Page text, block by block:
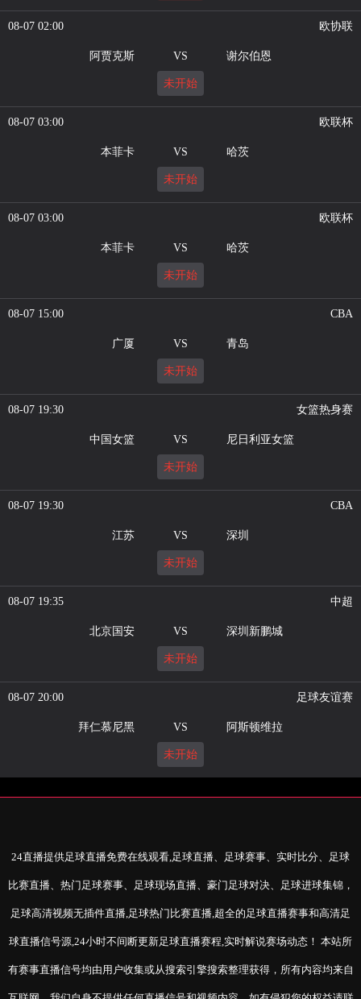
08-07 02:00 欧协联
阿贾克斯 VS 谢尔伯恩
未开始
08-07 03:00 欧联杯
本菲卡 VS 哈茨
未开始
08-07 03:00 欧联杯
本菲卡 VS 哈茨
未开始
08-07 15:00 CBA
广厦 VS 青岛
未开始
08-07 19:30 女篮热身赛
中国女篮 VS 尼日利亚女篮
未开始
08-07 19:30 CBA
江苏 VS 深圳
未开始
08-07 19:35 中超
北京国安 VS 深圳新鹏城
未开始
08-07 20:00 足球友谊赛
拜仁慕尼黑 VS 阿斯顿维拉
未开始
24直播提供足球直播免费在线观看,足球直播、足球赛事、实时比分、足球
比赛直播、热门足球赛事、足球现场直播、豪门足球对决、足球进球集锦，
足球高清视频无插件直播,足球热门比赛直播,超全的足球直播赛事和高清足
球直播信号源,24小时不间断更新足球直播赛程,实时解说赛场动态！ 本站所
有赛事直播信号均由用户收集或从搜索引擎搜索整理获得，所有内容均来自